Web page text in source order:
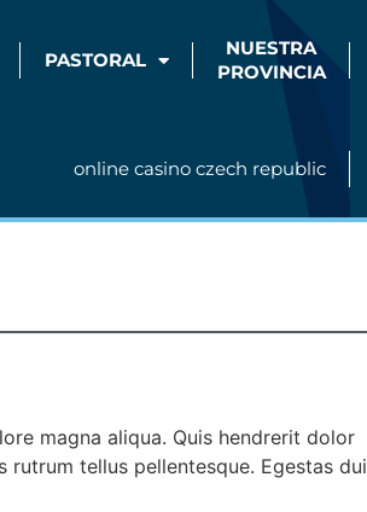
PASTORAL
NUESTRA
PROVINCIA
online casino czech republic
magna aliqua. Quis hendrerit dolor
tellus pellentesque. Egestas dui